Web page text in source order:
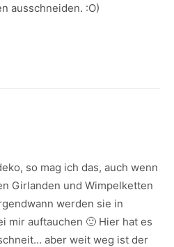
ausschneiden. :O)
so mag ich das, auch wenn
Girlanden und Wimpelketten
werden sie in
mir auftauchen 🙂 Hier hat es
aber weit weg ist der